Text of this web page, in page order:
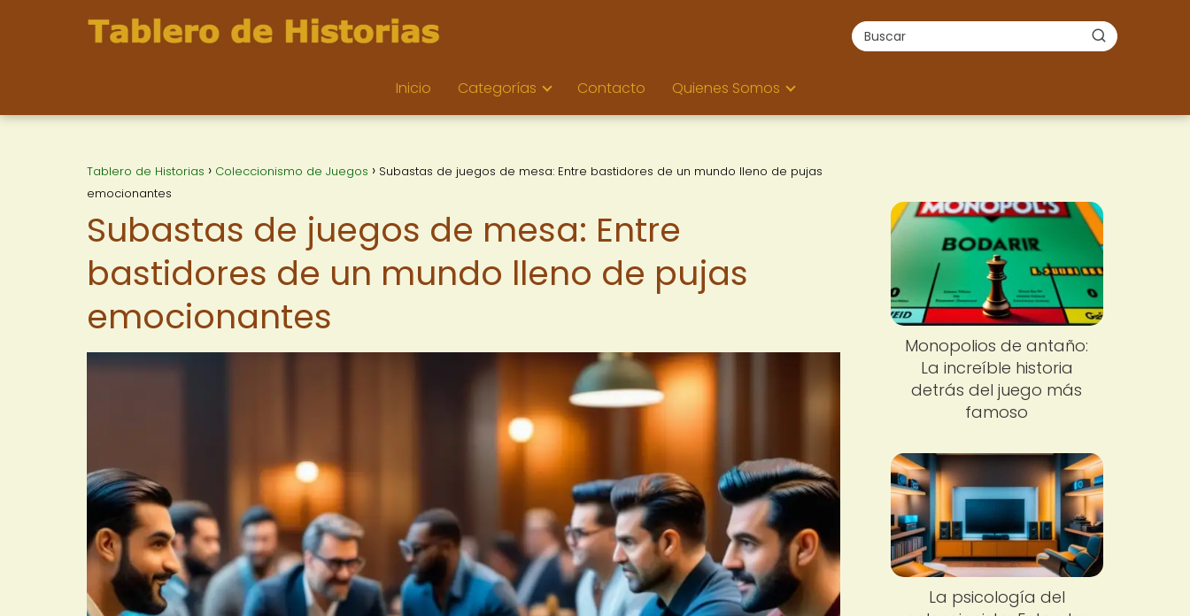
Inicio Categorías Contacto Quienes Somos
Tablero de Historias Coleccionismo de Juegos
Subastas de juegos de mesa: Entre bastidores de un mundo lleno de pujas
emocionantes
Subastas de juegos de mesa: Entre
bastidores de un mundo lleno de pujas
emocionantes
Monopolios de antaño:
La increíble historia
detrás del juego más
famoso
La psicología del